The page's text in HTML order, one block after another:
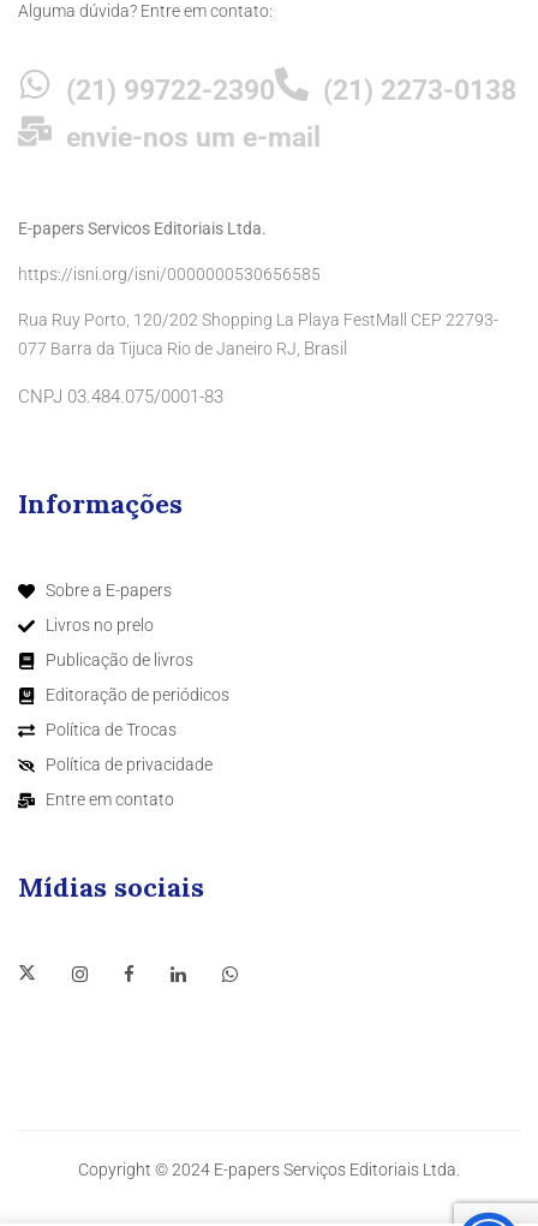
Alguma dúvida? Entre em contato:
(21) 99722-2390
(21) 2273-0138
envie-nos um e-mail
E-papers Servicos Editoriais Ltda.
https://isni.org/isni/0000000530656585
Rua Ruy Porto, 120/202 Shopping La Playa FestMall CEP 22793-
077 Barra da Tijuca Rio de Janeiro RJ, Brasil
CNPJ 03.484.075/0001-83
Informações
Sobre a E-papers
Livros no prelo
Publicação de livros
Editoração de periódicos
Política de Trocas
Política de privacidade
Entre em contato
Mídias sociais
Copyright © 2024 E-papers Serviços Editoriais Ltda.